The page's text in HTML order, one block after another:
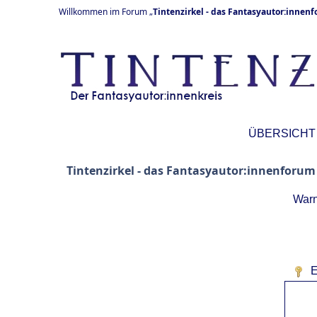
Willkommen im Forum „Tintenzirkel - das
ÜBERSICHT
Tintenzirkel - das Fantasyautor:innenforum